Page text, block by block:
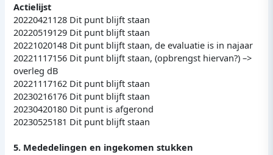
Actielijst
20220421128 Dit punt blijft staan
20220519129 Dit punt blijft staan
20221020148 Dit punt blijft staan, de evaluatie is in najaar
20221117156 Dit punt blijft staan, (opbrengst hiervan?) –>
overleg dB
20221117162 Dit punt blijft staan
20230216176 Dit punt blijft staan
20230420180 Dit punt is afgerond
20230525181 Dit punt blijft staan
5. Mededelingen en ingekomen stukken